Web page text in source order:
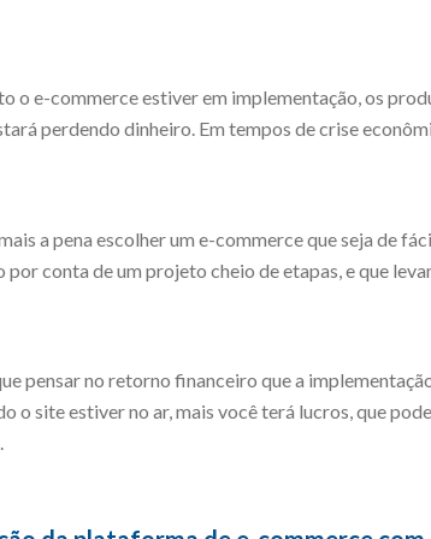
o e-commerce estiver em implementação, os
perdendo dinheiro. Em tempos de crise
a pena escolher um e-commerce que seja de
conta de um projeto cheio de etapas, e que
pensar no retorno financeiro que a
o site estiver no ar, mais você terá lucros, que